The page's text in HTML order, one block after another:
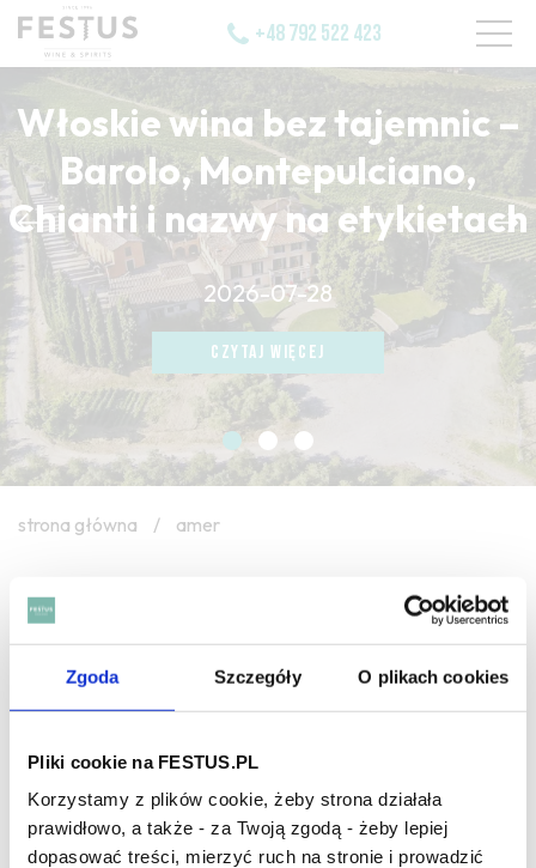
Zgoda Szczegóły O plikach cookies
Pliki cookie na FESTUS.PL
Korzystamy z plików cookie, żeby strona działała
prawidłowo, a także - za Twoją zgodą - żeby lepiej
dopasować treści, mierzyć ruch na stronie i prowadzić
+48 792 522 423
Włoskie wina bez tajemnic –
Barolo, Montepulciano,
Chianti i nazwy na etykietach
2026-07-28
CZYTAJ WIĘCEJ
CZYTAJ WIĘCEJ
CZYTAJ WIĘCEJ
strona główna / amer
Archiwum wpisów tagu: amer
gorzkość, gorycz, gorzki smak
2016-05-10
jeden z 4 podstawowych smaków, które można znaleźć
wadzie, jeżeli jest umiarkowany i zrównoważony; źródłem g.
smaku wina są głównie zawarte w nimtaniny, ale także różne
sole, utlenione … Więcej gorzkość, gorycz, gorzki...